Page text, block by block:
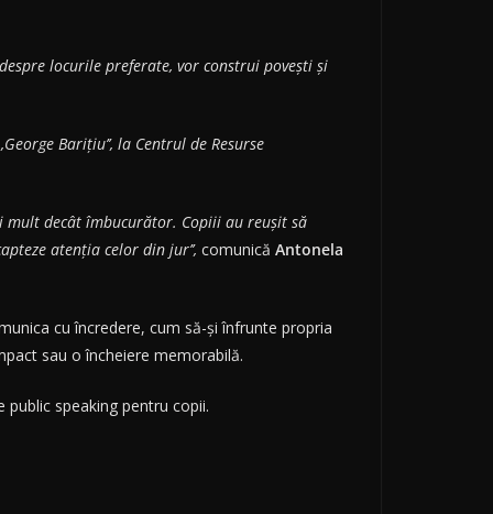
locurile preferate, vor construi povești și
Barițiu’’, la Centrul de Resurse
decât îmbucurător. Copiii au reușit să
atenția celor din jur’’, comunică Antonela
cu încredere, cum să-și înfrunte propria
sau o încheiere memorabilă.
speaking pentru copii.